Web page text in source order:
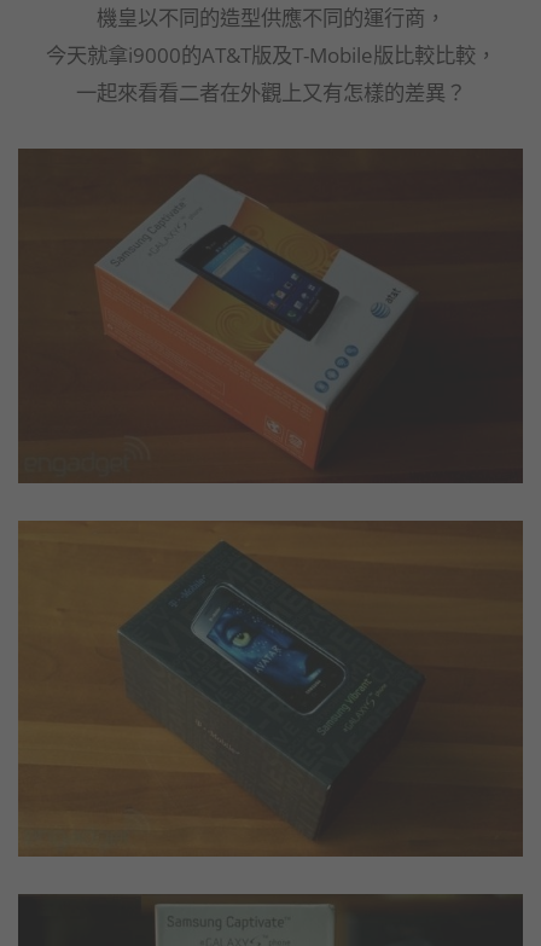
機皇以不同的造型供應不同的運行商，
今天就拿i9000的AT&T版及T-Mobile版比較比較，
一起來看看二者在外觀上又有怎樣的差異？